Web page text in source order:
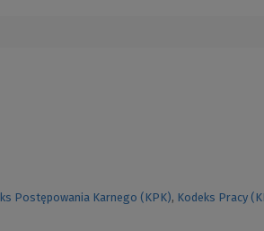
Postępowania Karnego (KPK), Kodeks Pracy